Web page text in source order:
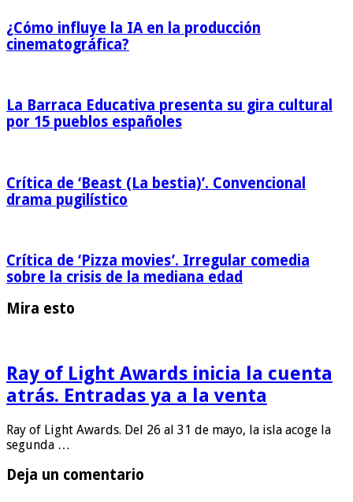
¿Cómo influye la IA en la producción
cinematográfica?
La Barraca Educativa presenta su gira cultural
por 15 pueblos españoles
Crítica de ‘Beast (La bestia)’. Convencional
drama pugilístico
Crítica de ‘Pizza movies’. Irregular comedia
sobre la crisis de la mediana edad
Mira esto
Ray of Light Awards inicia la cuenta
atrás. Entradas ya a la venta
Ray of Light Awards. Del 26 al 31 de mayo, la isla acoge la
segunda …
Deja un comentario